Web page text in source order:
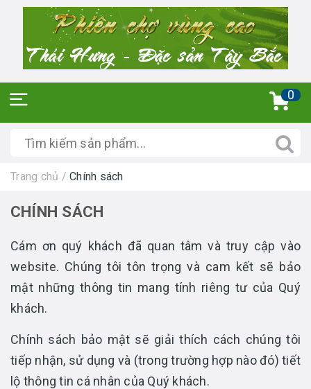
0
Trang chủ / Chính sách
CHÍNH SÁCH
Cám ơn quý khách đã quan tâm và truy cập vào
website. Chúng tôi tôn trọng và cam kết sẽ bảo
mật những thông tin mang tính riêng tư của Quý
khách.
Chính sách bảo mật sẽ giải thích cách chúng tôi
tiếp nhận, sử dụng và (trong trường hợp nào đó) tiết
lộ thông tin cá nhân của Quý khách.